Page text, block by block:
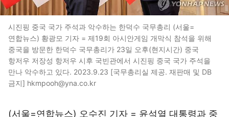
시진핑 중국 국가 주석과 악수하는 한덕수 국무총리 (서울=
연합뉴스) 황광모 기자 = 제19회 아시안게임 개막식 참석을 위해
중국을 방문한 한덕수 국무총리가 23일 오후(현지시간) 중국
항저우 저장성 항저우 시후 국빈관에서 시진핑 중국 국가 주석을
만나 악수하고 있다. 2023.9.23 [국무총리실 제공. 재판매 및 DB
금지] hkmpooh@yna.co.kr
(서울=연합뉴스) 오수진 기자 = 윤석열 대통령과 중